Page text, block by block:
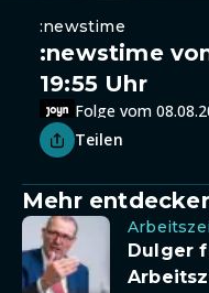
:newstime
:newstime
19:55 Uhr
Folge vom
Teilen
Mehr
Dulger